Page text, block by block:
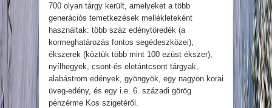
700 olyan tárgy került, amelyeket a több
generációs temetkezések mellékleteként
használtak: több száz edénytöredék (a
kormeghatározás fontos segédeszközei),
ékszerek (köztük több mint 100 ezüst ékszer),
nyílhegyek, csont-és eletántcsont tárgyak,
alabástrom edények, gyöngyök, egy nagyon korai
üveg-edény, és egy i.e. 6. századi görög
pénzérme Kos szigetéről.